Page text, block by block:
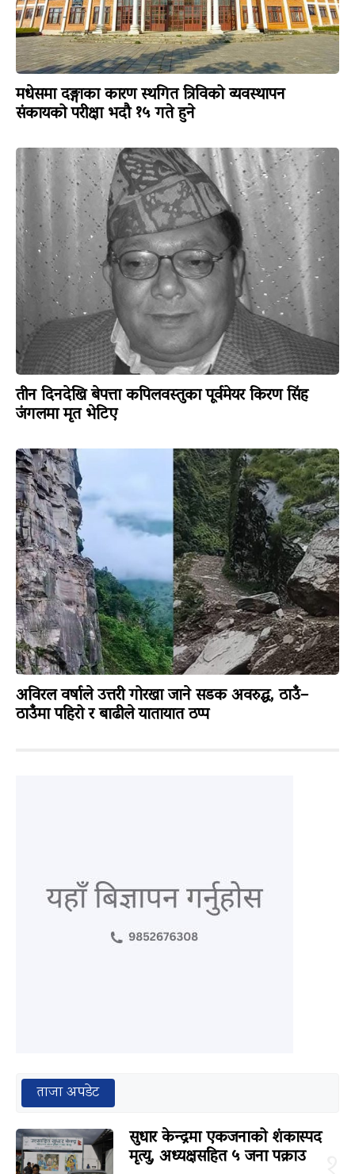
मधेसमा दङ्गाका कारण स्थगित त्रिविको व्यवस्थापन
संकायको परीक्षा भदौ १५ गते हुने
तीन दिनदेखि बेपत्ता कपिलवस्तुका पूर्वमेयर किरण सिंह
जंगलमा मृत भेटिए
अविरल वर्षाले उत्तरी गोरखा जाने सडक अवरुद्ध, ठाउँ–
ठाउँमा पहिरो र बाढीले यातायात ठप्प
ताजा अपडेट
सुधार केन्द्रमा एकजनाको शंकास्पद
मृत्यु, अध्यक्षसहित ५ जना पक्राउ